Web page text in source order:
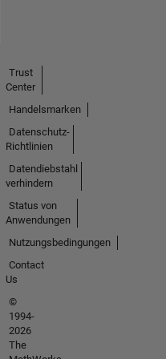
Trust
Center
Handelsmarken
Datenschutz-
Richtlinien
Datendiebstahl
verhindern
Status von
Anwendungen
Nutzungsbedingungen
Contact
Us
©
1994-
2026
The